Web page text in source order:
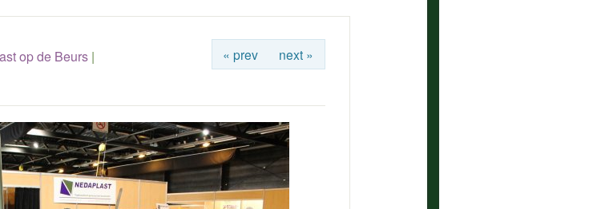
« prev next »
op de Beurs|